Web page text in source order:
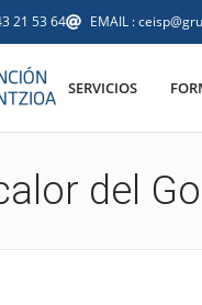
21 53 64 EMAIL :
SERVICIOS
del